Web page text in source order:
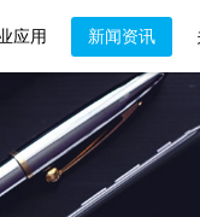
应用 新闻资讯